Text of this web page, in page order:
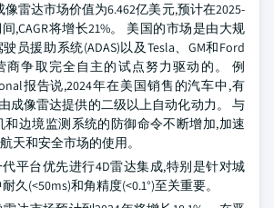
像雷达市场价值为6.462亿美元,预计在2025-
,CAGR将增长21%。 美国的市场是由大规
员援助系统(ADAS)以及Tesla、GM和Ford
商争取完全自主的试点努力驱动的。 例
报告说,2024年在美国销售的汽车中,有
成像雷达提供的二级以上自动化动力。 与
和边境监测系统的防御命令不断增加,加速
天和安全市场的使用。
平台优先进行4D雷达集成,特别是针对城
久(<50ms)和角精度(<0.1°)至关重要。